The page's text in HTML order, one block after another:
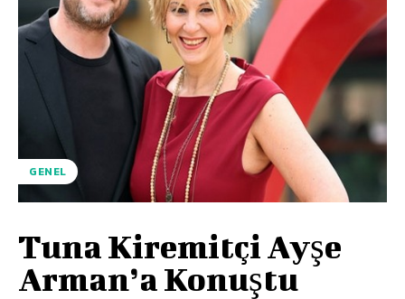
GENEL
Tuna Kiremitçi Ayşe
Arman’a Konuştu